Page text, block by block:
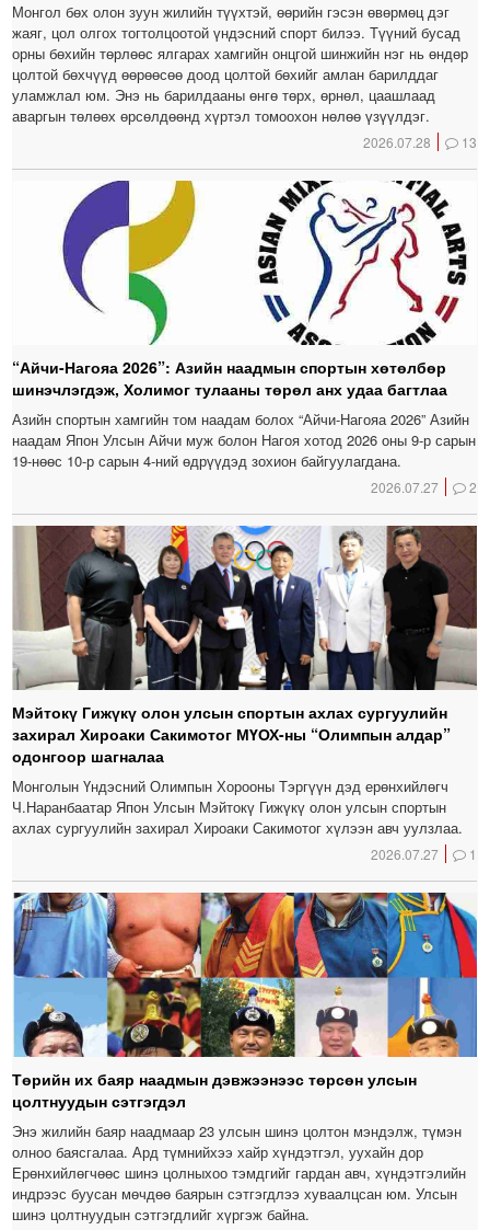
Монгол бөх олон зуун жилийн түүхтэй, өөрийн гэсэн өвөрмөц дэг
жаяг, цол олгох тогтолцоотой үндэсний спорт билээ. Түүний бусад
орны бөхийн төрлөөс ялгарах хамгийн онцгой шинжийн нэг нь өндөр
цолтой бөхчүүд өөрөөсөө доод цолтой бөхийг амлан барилддаг
уламжлал юм. Энэ нь барилдааны өнгө төрх, өрнөл, цаашлаад
аваргын төлөөх өрсөлдөөнд хүртэл томоохон нөлөө үзүүлдэг.
2026.07.28 13
“Айчи-Нагояа 2026”: Азийн наадмын спортын хөтөлбөр
шинэчлэгдэж, Холимог тулааны төрөл анх удаа багтлаа
Азийн спортын хамгийн том наадам болох “Айчи-Нагояа 2026” Азийн
наадам Япон Улсын Айчи муж болон Нагоя хотод 2026 оны 9-р сарын
19-нөөс 10-р сарын 4-ний өдрүүдэд зохион байгуулагдана.
2026.07.27 2
Мэйтокү Гижүкү олон улсын спортын ахлах сургуулийн
захирал Хироаки Сакимотог МҮОХ-ны “Олимпын алдар”
одонгоор шагналаа
Монголын Үндэсний Олимпын Хорооны Тэргүүн дэд ерөнхийлөгч
Ч.Наранбаатар Япон Улсын Мэйтокү Гижүкү олон улсын спортын
ахлах сургуулийн захирал Хироаки Сакимотог хүлээн авч уулзлаа.
2026.07.27 1
Төрийн их баяр наадмын дэвжээнээс төрсөн улсын
цолтнуудын сэтгэгдэл
Энэ жилийн баяр наадмаар 23 улсын шинэ цолтон мэндэлж, түмэн
олноо баясгалаа. Ард түмнийхээ хайр хүндэтгэл, уухайн дор
Ерөнхийлөгчөөс шинэ цолныхоо тэмдгийг гардан авч, хүндэтгэлийн
индрээс буусан мөчдөө баярын сэтгэгдлээ хуваалцсан юм. Улсын
шинэ цолтнуудын сэтгэгдлийг хүргэж байна.